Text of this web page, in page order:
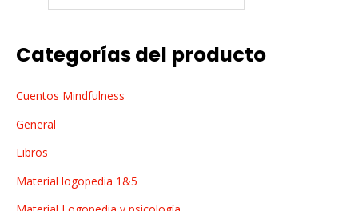
r
Categorías del producto
Cuentos Mindfulness
General
Libros
Material logopedia 1&5